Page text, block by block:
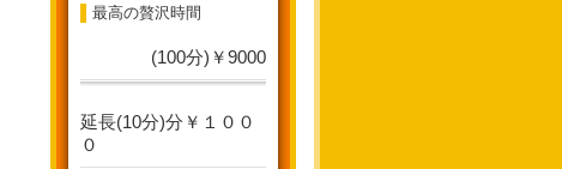
最高の贅沢時間
(100分)￥9000
延長(10分)分￥１００
０